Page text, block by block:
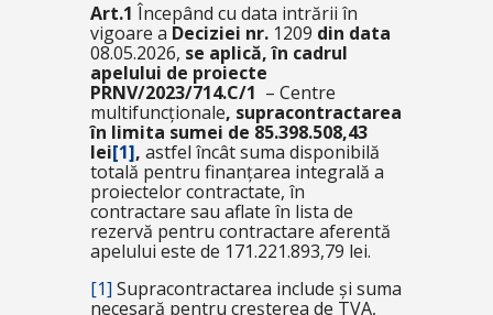
Art.1 Începând cu data intrării în
vigoare a Deciziei nr. 1209 din data
08.05.2026, se aplică, în cadrul
apelului de proiecte
PRNV/2023/714.C/1 – Centre
multifuncționale, supracontractarea
în limita sumei de 85.398.508,43
lei[1], astfel încât suma disponibilă
totală pentru finanțarea integrală a
proiectelor contractate, în
contractare sau aflate în lista de
rezervă pentru contractare aferentă
apelului este de 171.221.893,79 lei.
[1] Supracontractarea include și suma
necesară pentru creșterea de TVA,